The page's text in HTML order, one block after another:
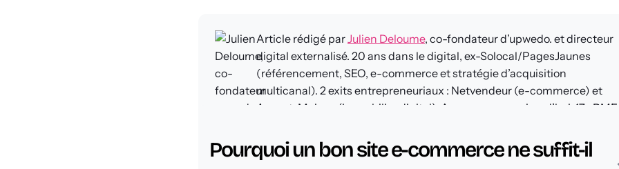
Article rédigé parJulien Deloume, co-fondateur d’upwedo. et directeur
digital externalisé. 20 ans dans le digital, ex-Solocal/PagesJaunes
(référencement, SEO, e-commerce et stratégie d’acquisition
multicanal). 2 exits entrepreneuriaux : Netvendeur (e-commerce) et
Appart-Maison (immobilier digital). Accompagne aujourd’hui 47+ PME
FAQ - Questions fréquentes
Pourquoi un bon site e-commerce ne suffit-il